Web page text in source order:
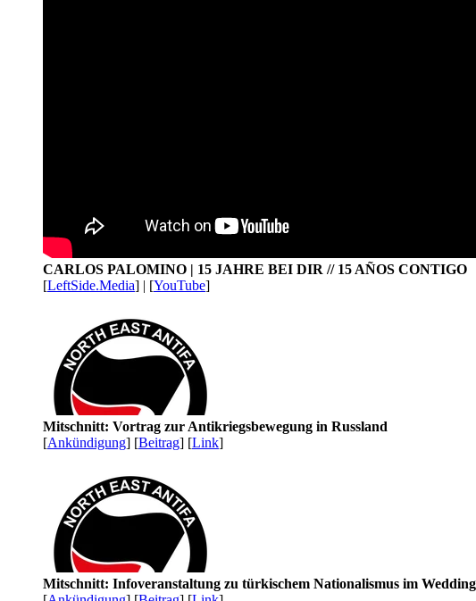
CARLOS PALOMINO | 15 JAHRE BEI DIR // 15 AÑOS CONTIGO
[LeftSide.Media] | [YouTube]
Mitschnitt: Vortrag zur Antikriegsbewegung in Russland
[Ankündigung] [Beitrag] [Link]
Mitschnitt: Infoveranstaltung zu türkischem Nationalismus im Wedding